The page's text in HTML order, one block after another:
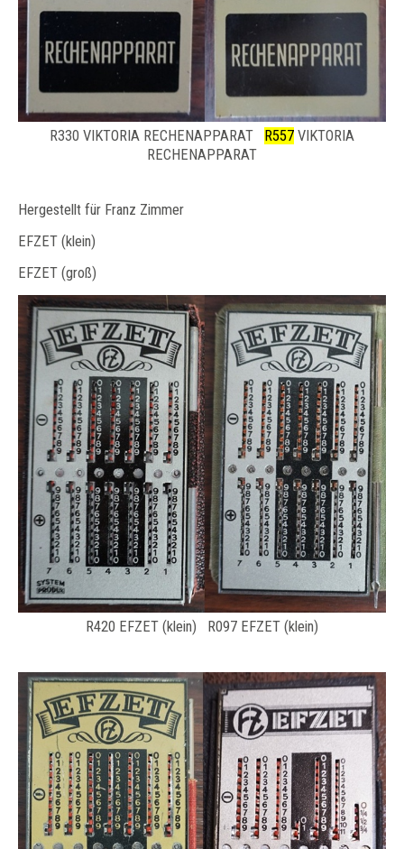
R330 VIKTORIA RECHENAPPARAT R557 VIKTORIA
RECHENAPPARAT
Hergestellt für Franz Zimmer
EFZET (klein)
EFZET (groß)
R420 EFZET (klein) R097 EFZET (klein)